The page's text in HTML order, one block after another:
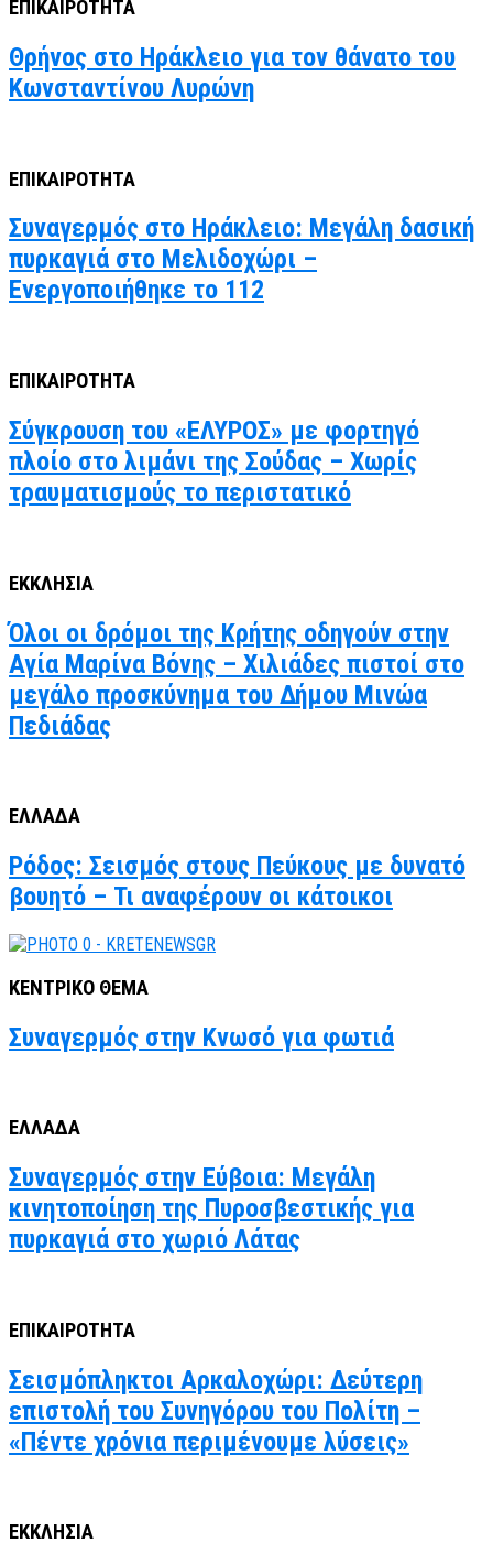
ΕΠΙΚΑΙΡΟΤΗΤΑ
Θρήνος στο Ηράκλειο για τον θάνατο του
Κωνσταντίνου Λυρώνη
ΕΠΙΚΑΙΡΟΤΗΤΑ
Συναγερμός στο Ηράκλειο: Μεγάλη δασική
πυρκαγιά στο Μελιδοχώρι –
Ενεργοποιήθηκε το 112
ΕΠΙΚΑΙΡΟΤΗΤΑ
Σύγκρουση του «ΕΛΥΡΟΣ» με φορτηγό
πλοίο στο λιμάνι της Σούδας – Χωρίς
τραυματισμούς το περιστατικό
ΕΚΚΛΗΣΙΑ
Όλοι οι δρόμοι της Κρήτης οδηγούν στην
Αγία Μαρίνα Βόνης – Χιλιάδες πιστοί στο
μεγάλο προσκύνημα του Δήμου Μινώα
Πεδιάδας
ΕΛΛΑΔΑ
Ρόδος: Σεισμός στους Πεύκους με δυνατό
βουητό – Τι αναφέρουν οι κάτοικοι
ΚΕΝΤΡΙΚΟ ΘΕΜΑ
Συναγερμός στην Κνωσό για φωτιά
ΕΛΛΑΔΑ
Συναγερμός στην Εύβοια: Μεγάλη
κινητοποίηση της Πυροσβεστικής για
πυρκαγιά στο χωριό Λάτας
ΕΠΙΚΑΙΡΟΤΗΤΑ
Σεισμόπληκτοι Αρκαλοχώρι: Δεύτερη
επιστολή του Συνηγόρου του Πολίτη –
«Πέντε χρόνια περιμένουμε λύσεις»
ΕΚΚΛΗΣΙΑ